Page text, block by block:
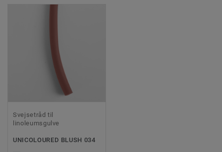
Svejsetråd til
linoleumsgulve
UNICOLOURED BLUSH 034